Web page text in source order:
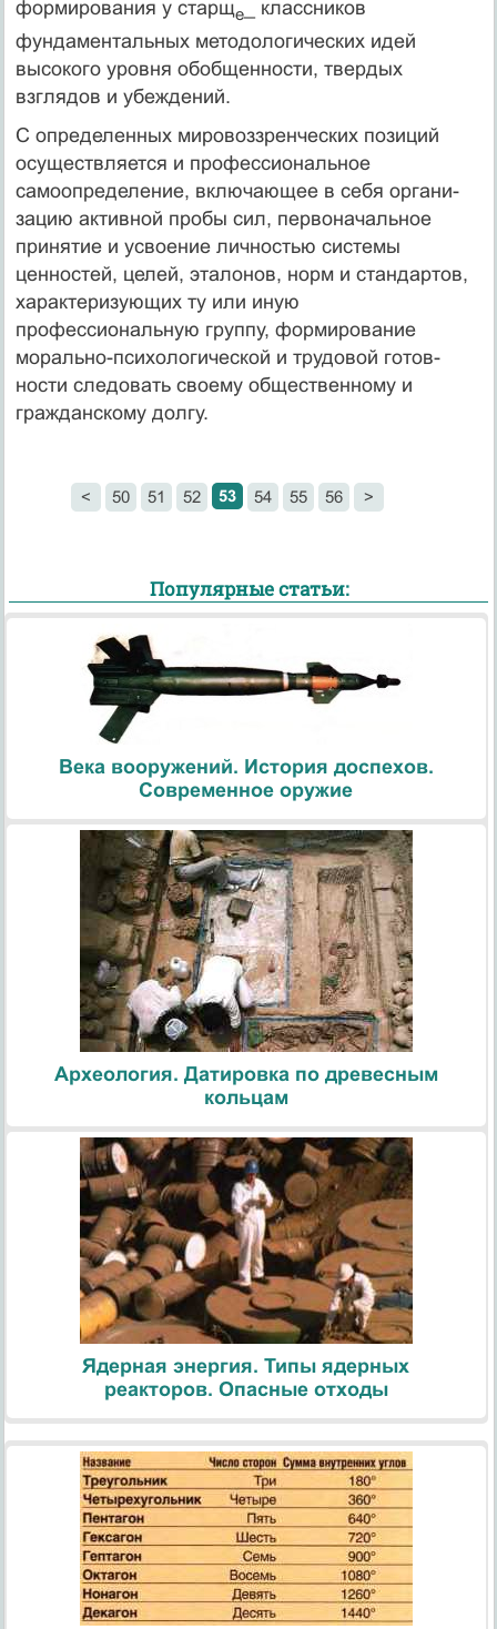
формирования у старще _ классников
фундаментальных методологических идей
высокого уровня обобщенности, твердых
взглядов и убеждений.
С определенных мировоззренческих позиций
осуществляется и профессиональное
самоопределение, включающее в себя органи­
зацию активной пробы сил, первоначальное
принятие и усвоение личностью системы
ценностей, целей, эталонов, норм и стан­дартов,
характеризующих ту или иную
профессиональную груп­пу, формирование
морально-психологической и трудовой готов­
ности следовать своему общественному и
гражданскому долгу.
< 50 51 52 53 54 55 56 >
Популярные статьи:
Века вооружений. История доспехов.
Современное оружие
Археология. Датировка по древесным
кольцам
Ядерная энергия. Типы ядерных
реакторов. Опасные отходы